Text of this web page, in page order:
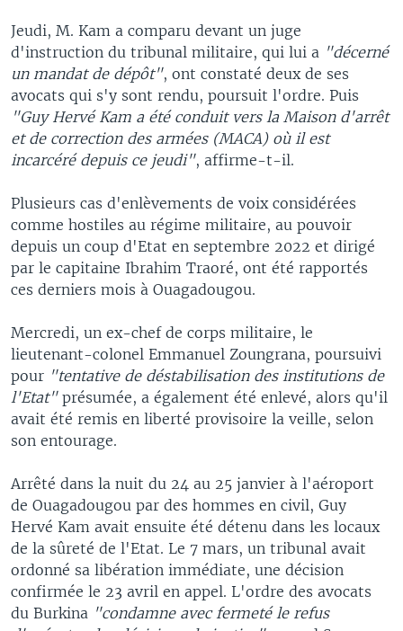
Jeudi, M. Kam a comparu devant un juge
d'instruction du tribunal militaire, qui lui a "décerné
un mandat de dépôt", ont constaté deux de ses
avocats qui s'y sont rendu, poursuit l'ordre. Puis
"Guy Hervé Kam a été conduit vers la Maison d'arrêt
et de correction des armées (MACA) où il est
incarcéré depuis ce jeudi", affirme-t-il.
Plusieurs cas d'enlèvements de voix considérées
comme hostiles au régime militaire, au pouvoir
depuis un coup d'Etat en septembre 2022 et dirigé
par le capitaine Ibrahim Traoré, ont été rapportés
ces derniers mois à Ouagadougou.
Mercredi, un ex-chef de corps militaire, le
lieutenant-colonel Emmanuel Zoungrana, poursuivi
pour "tentative de déstabilisation des institutions de
l'Etat"présumée, a également été enlevé, alors qu'il
avait été remis en liberté provisoire la veille, selon
son entourage.
Arrêté dans la nuit du 24 au 25 janvier à l'aéroport
de Ouagadougou par des hommes en civil, Guy
Hervé Kam avait ensuite été détenu dans les locaux
de la sûreté de l'Etat. Le 7 mars, un tribunal avait
ordonné sa libération immédiate, une décision
confirmée le 23 avril en appel. L'ordre des avocats
du Burkina "condamne avec fermeté le refus